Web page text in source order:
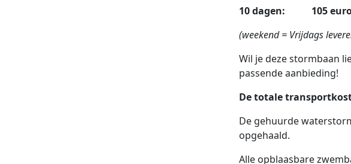
10 dagen: 105
(weekend = Vrijdags
Wil je deze stormbaan
passende aanbieding!
De totale
De gehuurde
opgehaald.
Alle opblaasbare